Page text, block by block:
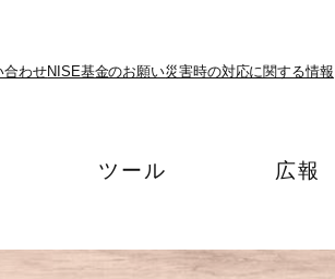
合わせNISE基金のお願い災害時の対応に関する情報
ツール 広報